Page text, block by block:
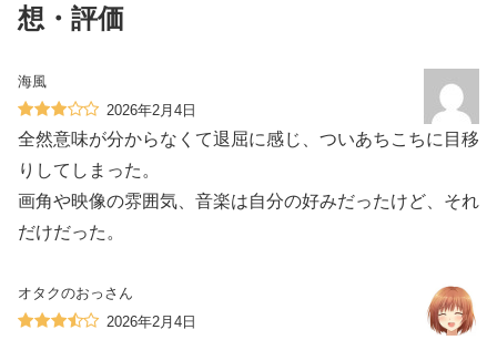
想・評価
海風
2026年2月4日
全然意味が分からなくて退屈に感じ、ついあちこちに目移
りしてしまった。
画角や映像の雰囲気、音楽は自分の好みだったけど、それ
だけだった。
オタクのおっさん
2026年2月4日